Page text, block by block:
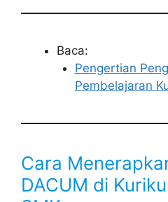
Baca:
Pengertian
Pembelajaran
Cara
DACUM di